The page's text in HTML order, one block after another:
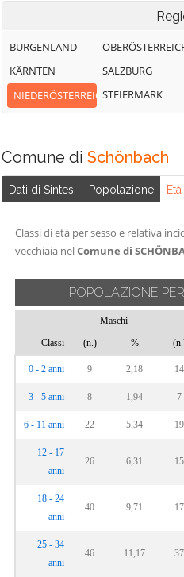
BURGENLAND
KÄRNTEN
NIEDERÖSTERREICH
SALZBURG
STEIERMARK
Comune di Schönbach
Dati di Sintesi Popolazione Età
Classi di età per sesso e relativa
vecchiaia nelComune di
POPOLAZIONE
Maschi
Classi
(n.) %
0 - 2 anni 9 2,18 14
3 - 5 anni 8 1,94 7
6 - 11 anni 22 5,34 19
12 - 17
anni
26 6,31 15
18 - 24
anni
40 9,71 17
25 - 34
anni
46 11,17 37